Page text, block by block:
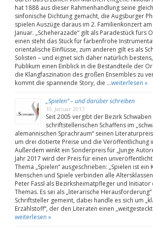
hat 1888 aus dieser Rahmenhandlung seine
sinfonische Dichtung gemacht, die Augsburger
spielen Auszüge daraus im 2. Familienkonzert am
Januar. „Scheherazade“ gilt als Paradestück fürs
einen steht das Stück für farbenfrohe
orientalische Einflüsse, zum anderen gilt es als
Solisten – und eignet sich daher natürlich
Publikum einen Einblick in die Bestandteile der
die Klangfaszination des großen Ensembles zu
kommt die spannende Story, die …weiterlesen »
„Spielen“ – und darüber schreiben
10. Januar 2017
Seit 2005 vergibt der Bezirk
schriftstellerischen Schaffens im
alemannischen Sprachraum“ seinen
um drei dotierte Preise und die Veröffentlichung
Außerdem winkt ein Sonderpreis für „Junge
Jahr 2017 wird der Preis für einen
Thema „Spielen“ ausgeschrieben: „Spielen ist ein
Menschen und Spiele verbinden alle
Peter Fassl als Bezirksheimatpfleger und Initiator
Themas. Es sei als „literarische
Schriftsteller gemeint, dabei handle es sich um
Erzählstoff“, der den Literaten einen
weiterlesen »